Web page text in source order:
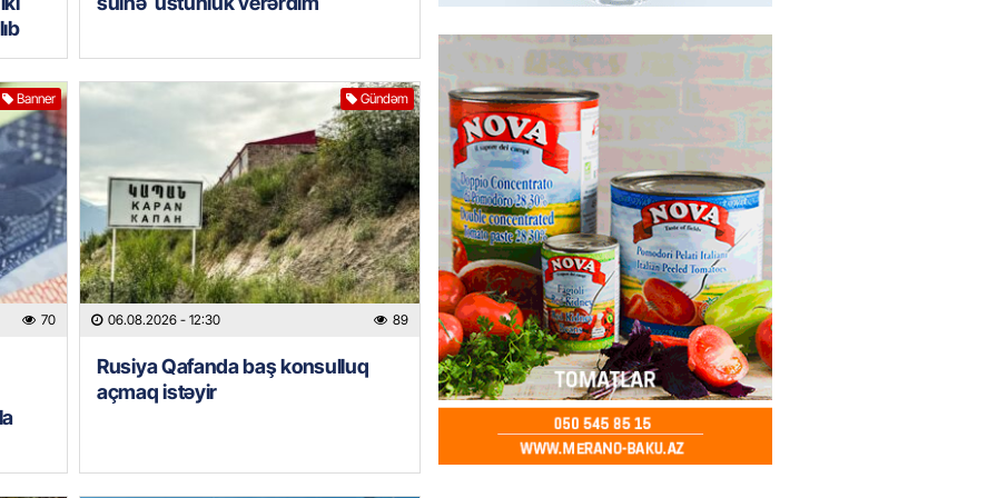
Banner
70
Gündəm
06.08.2026 - 12:30 89
Rusiya Qafanda baş konsulluq
açmaq istəyir
HADISƏ
Tərtərdə FACİƏ – Ər-arvad yanaraq
06.08.2026- 13:30
BANNER
Tramp: İranla müharibəyə yox, sülhə
üstünlük verərdim
06.08.2026- 13:15 83
GÜNDƏM
Azərbaycan üzərindən Ermənistana
Rusiya buğdası gedib
06.08.2026- 13:00 85
ABŞ-da qalma müddətinizi aşsanız,